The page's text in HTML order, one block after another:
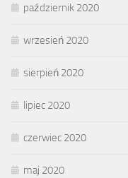
październik 2020
wrzesień 2020
sierpień 2020
lipiec 2020
czerwiec 2020
maj 2020